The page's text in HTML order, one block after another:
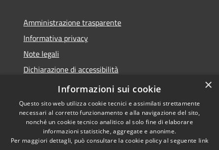
Amministrazione trasparente
Informativa privacy
Note legali
Dichiarazione di accessibilità
Piano di miglioramento del sito
Accessibility
Copyright © 2026 • Comune di
Dalmine • Powered by
×
Informazioni sui cookie
Questo sito web utilizza cookie tecnici e assimilati strettamente
necessari al corretto funzionamento e alla navigazione del sito,
nonché un cookie tecnico analitico al solo fine di elaborare
informazioni statistiche, aggregate e anonime.
Per maggiori dettagli, può consultare la cookie policy al seguente link